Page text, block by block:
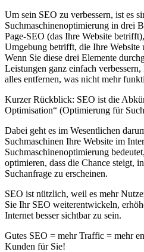
Um sein SEO zu verbessern, ist es
Suchmaschinenoptimierung in drei
Page-SEO (das Ihre Website
Umgebung betrifft, die Ihre Website
Wenn Sie diese drei Elemente
Leistungen ganz einfach
alles entfernen, was nicht mehr
Kurzer Rückblick: SEO ist die
Optimisation“ (Optimierung für
Dabei geht es im Wesentlichen
Suchmaschinen Ihre Website im
Suchmaschinenoptimierung
optimieren, dass die Chance steigt,
Suchanfrage zu erscheinen.
SEO ist nützlich, weil es mehr
Sie Ihr SEO weiterentwickeln,
Internet besser sichtbar zu sein.
Gutes SEO = mehr Traffic = mehr
Kunden für Sie!